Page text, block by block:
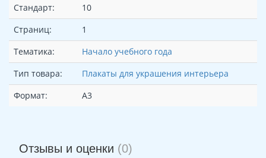
Стандарт:
10
Страниц:
1
Тематика:
Начало учебного года
Тип товара:
Плакаты для украшения интерьера
Формат:
А3
Отзывы и оценки (0)